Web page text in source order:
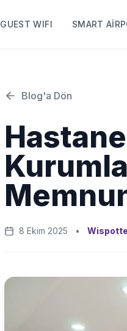
GUEST WIFI SMART
Blog'a Dön
8 Ekim 2025 •